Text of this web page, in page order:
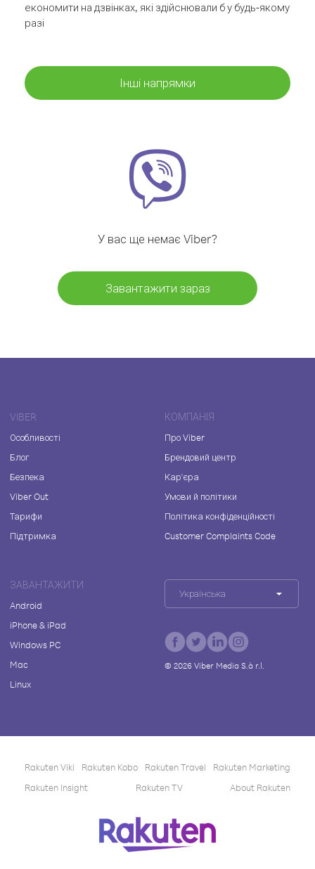
економити на дзвінках, які здійснювали б у будь-якому
разі
Інші напрямки
У вас ще немає Viber?
Завантажити зараз
VIBER
Особливості
Блог
Безпека
Viber Out
Тарифи
Підтримка
КОМПАНІЯ
Про Viber
Брендовий центр
Кар'єра
Умови й політики
Політика конфіденційності
Customer Complaints Code
ЗАВАНТАЖИТИ
Android
iPhone & iPad
Windows PC
Mac
Linux
Українська
© 2026Viber Media S.à r.l.
Rakuten Viki Rakuten Kobo Rakuten Travel
Rakuten Marketing
Rakuten Insight
Rakuten TV About Rakuten